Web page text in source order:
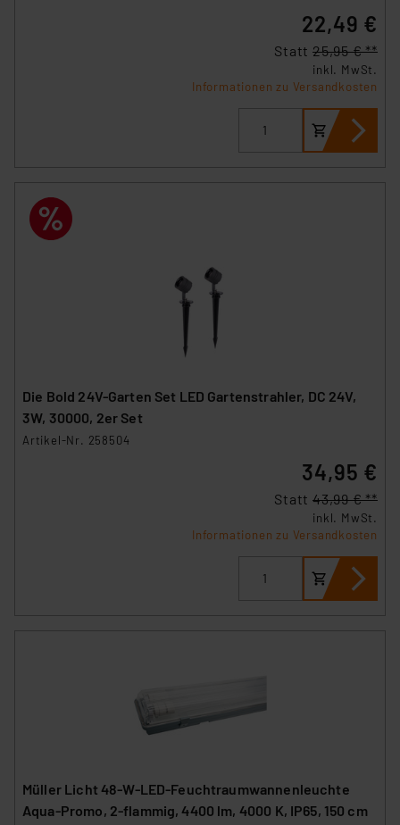
22,49 €
Statt 25,95 € **
inkl. MwSt.
Informationen zu Versandkosten
Die Bold 24V-Garten Set LED Gartenstrahler, DC 24V,
3W, 30000, 2er Set
Artikel-Nr. 258504
34,95 €
Statt 43,99 € **
inkl. MwSt.
Informationen zu Versandkosten
Müller Licht 48-W-LED-Feuchtraumwannenleuchte
Aqua-Promo, 2-flammig, 4400 lm, 4000 K, IP65, 150 cm